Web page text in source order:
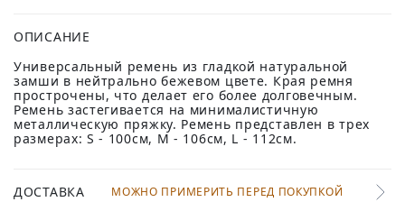
ОПИСАНИЕ
Универсальный ремень из гладкой натуральной
замши в нейтрально бежевом цвете. Края ремня
прострочены, что делает его более долговечным.
Ремень застегивается на минималистичную
металлическую пряжку. Ремень представлен в трех
размерах: S - 100см, M - 106см, L - 112см.
ДОСТАВКА МОЖНО ПРИМЕРИТЬ ПЕРЕД ПОКУПКОЙ